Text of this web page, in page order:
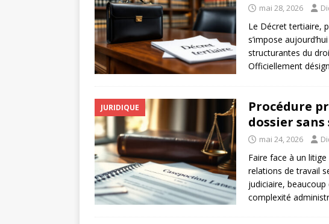
mai 28, 2026
Le Décret tertiaire,
s’impose
structurantes du
Officiellement
JURIDIQUE
Procédure
dossier sans
mai 24, 2026
Faire face à un
relations de travail
judiciaire,
complexité